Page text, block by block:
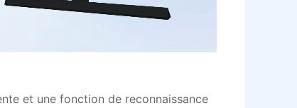
et une fonction de reconnaissance